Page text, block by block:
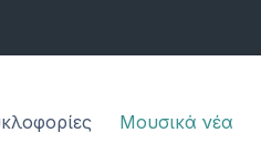
Μουσικά νέα